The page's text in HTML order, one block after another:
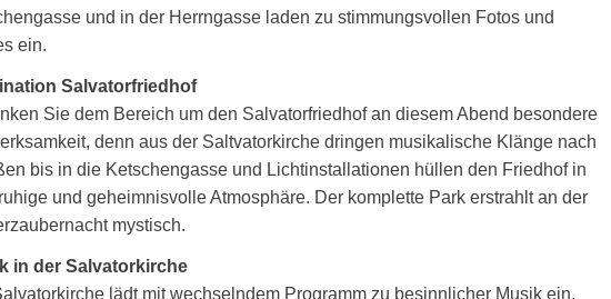
und in der Herrngasse laden zu stimmungsvollen Fotos und
ein.
Salvatorfriedhof
Sie dem Bereich um den Salvatorfriedhof an diesem Abend besondere
denn aus der Saltvatorkirche dringen musikalische Klänge nach
bis in die Ketschengasse und Lichtinstallationen hüllen den Friedhof in
und geheimnisvolle Atmosphäre. Der komplette Park erstrahlt an der
mystisch.
in der Salvatorkirche
lädt mit wechselndem Programm zu besinnlicher Musik ein.